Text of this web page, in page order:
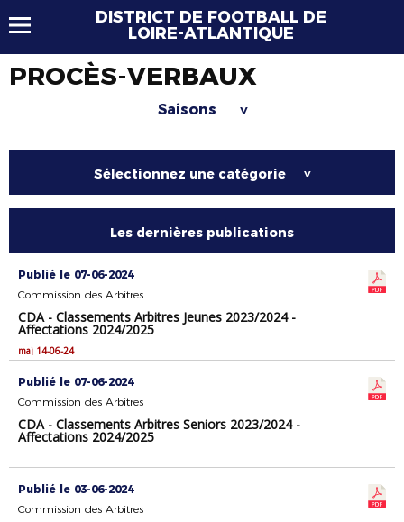
DISTRICT DE FOOTBALL DE
LOIRE-ATLANTIQUE
PROCÈS-VERBAUX
Saisons >
Sélectionnez une catégorie >
Les dernières publications
Publié le 07-06-2024
Commission des Arbitres
CDA - Classements Arbitres Jeunes 2023/2024 -
Affectations 2024/2025
maj 14-06-24
Publié le 07-06-2024
Commission des Arbitres
CDA - Classements Arbitres Seniors 2023/2024 -
Affectations 2024/2025
Publié le 03-06-2024
Commission des Arbitres